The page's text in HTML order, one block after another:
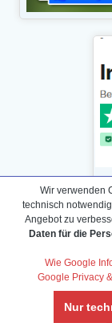
Wir verwenden
technisch
Angebot zu
Daten für die
Wie Google
Google Privacy
Nur